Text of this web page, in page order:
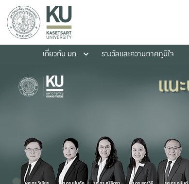
เกี่ยวกับ มก.
รางวัลและความภาคภูมิใจ